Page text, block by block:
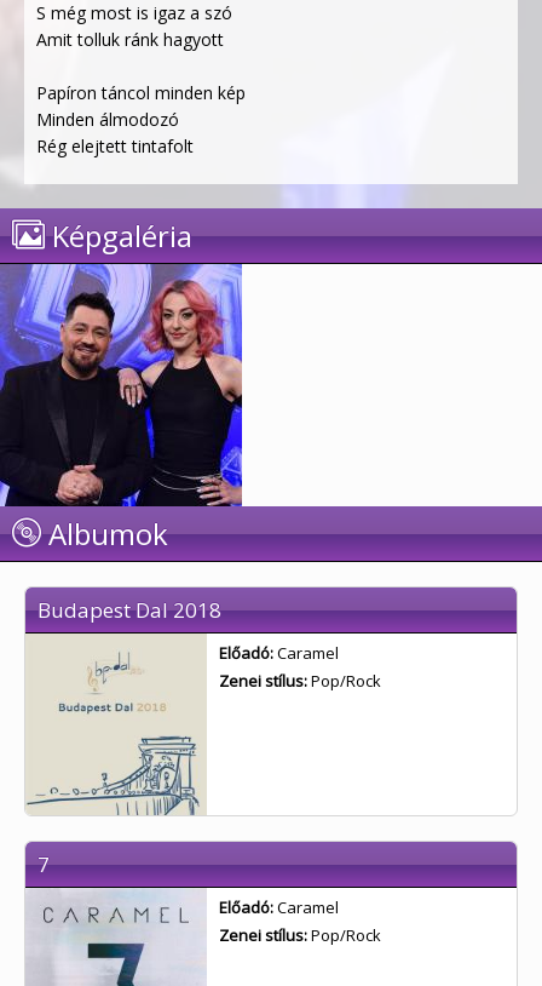
S még most is igaz a szó
Amit tolluk ránk hagyott
Papíron táncol minden kép
Minden álmodozó
Rég elejtett tintafolt
Képgaléria
Albumok
Budapest Dal 2018
Előadó:Caramel
Zenei stílus:Pop/Rock
7
Előadó:Caramel
Zenei stílus:Pop/Rock